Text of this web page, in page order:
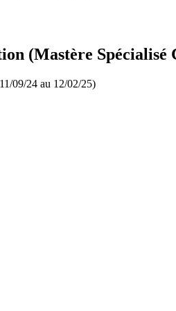
(Mastère Spécialisé
09/24 au 12/02/25)